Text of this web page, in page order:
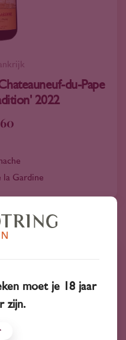
du-Pape
2022
60
la Gardine
moet je 18 jaar
zijn.